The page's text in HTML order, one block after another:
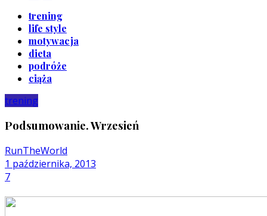
trening
life style
motywacja
dieta
podróże
ciąża
trening
Podsumowanie. Wrzesień
RunTheWorld
1 października, 2013
7